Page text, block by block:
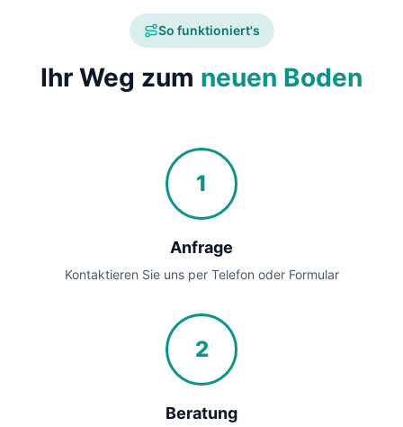
So funktioniert's
Ihr Weg zum neuen Boden
1
Anfrage
Kontaktieren Sie uns per Telefon oder Formular
2
Beratung